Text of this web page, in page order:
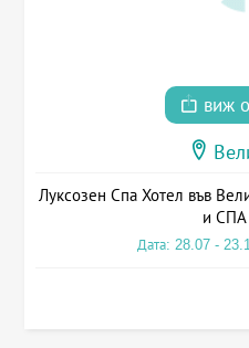
виж
Луксозен Спа Хотел във
и СПА
Дата: 28.07 -